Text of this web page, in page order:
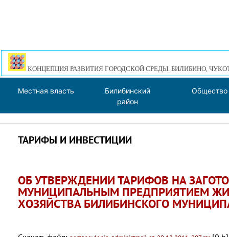
КОНЦЕПЦИЯ РАЗВИТИЯ ГОРОДСКОЙ СРЕДЫ. БИЛИБИНО,
Местная власть
Билибинский
район
Общество
ТАРИФЫ И ИНВЕСТИЦИИ
ОБ УТВЕРЖДЕНИИ ТАРИФОВ НА
МУНИЦИПАЛЬНЫМ ПРЕДПРИЯТИЕМ
ХОЗЯЙСТВА БИЛИБИНСКОГО